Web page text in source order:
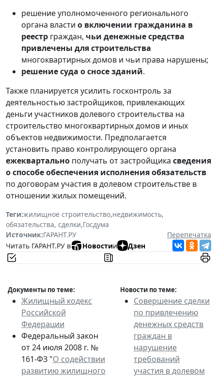
решение уполномоченного регионального
органа власти о включении гражданина в
реестр граждан, чьи денежные средства
привлечены для строительства
многоквартирных домов и чьи права нарушены;
решение суда о сносе зданий.
Также планируется усилить госконтроль за
деятельностью застройщиков, привлекающих
деньги участников долевого строительства на
строительство многоквартирных домов и иных
объектов недвижимости. Предполагается
установить право контролирующего органа
ежеквартально получать от застройщика сведения
о способе обеспечения исполнения обязательств
по договорам участия в долевом строительстве в
отношении жилых помещений.
Теги:жилищное строительство,недвижимость,
обязательства, сделки,Госдума
Источник:ГАРАНТ.РУ
Перепечатка
Читать ГАРАНТ.РУ в
Новостии Дзен
Документы по теме: Новости по теме:
Жилищный кодекс
Российской
Федерации
Федеральный закон
от 24 июля 2008 г. №
161-ФЗ "О содействии
развитию жилищного
Совершение сделки
по привлечению
денежных средств
граждан в
нарушение
требований
участия в долевом